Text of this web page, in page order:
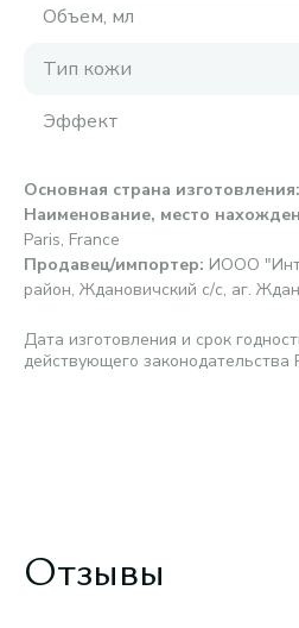
Объем, мл
Тип кожи
Эффект
Основная страна изготовления:
Наименование, место
Paris, France
Продавец/импортер: ИООО
район, Ждановичский с/с, аг.
Дата изготовления и срок
действующего законодательства
Отзывы